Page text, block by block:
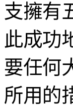
支擁有
此成功
要任何
所用的